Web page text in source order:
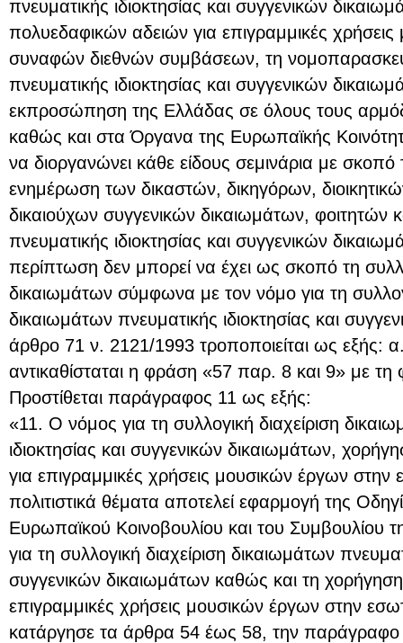
πνευματικής ιδιοκτησίας και συγγενικών
πολυεδαφικών αδειών για επιγραμμικές
συναφών διεθνών συμβάσεων, τη
πνευματικής ιδιοκτησίας και συγγενικών
εκπροσώπηση της Ελλάδας σε όλους τους
καθώς και στα Όργανα της Ευρωπαϊκής
να διοργανώνει κάθε είδους σεμινάρια με
ενημέρωση των δικαστών, δικηγόρων,
δικαιούχων συγγενικών δικαιωμάτων, φοιτητών
πνευματικής ιδιοκτησίας και συγγενικών
περίπτωση δεν μπορεί να έχει ως σκοπό τη
δικαιωμάτων σύμφωνα με τον νόμο για τη
δικαιωμάτων πνευματικής ιδιοκτησίας και
άρθρο 71 ν. 2121/1993 τροποποιείται ως εξής:
αντικαθίσταται η φράση «57 παρ. 8 και 9» με
Προστίθεται παράγραφος 11 ως εξής:
«11. Ο νόμος για τη συλλογική διαχείριση
ιδιοκτησίας και συγγενικών δικαιωμάτων,
για επιγραμμικές χρήσεις μουσικών έργων στην
πολιτιστικά θέματα αποτελεί εφαρμογή της
Ευρωπαϊκού Κοινοβουλίου και του Συμβουλίου
για τη συλλογική διαχείριση δικαιωμάτων
συγγενικών δικαιωμάτων καθώς και τη
επιγραμμικές χρήσεις μουσικών έργων στην
κατάργησε τα άρθρα 54 έως 58, την παράγραφο